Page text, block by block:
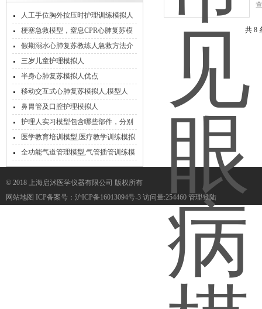
人工手位胸外按压时护理训练模拟人
时的功能特点
梗塞急救模型，窒息CPR心肺复苏模
型
假期溺水心肺复苏教练人急救方法介
绍
三岁儿童护理模拟人
半身心肺复苏模拟人优点
移动交互式心肺复苏模拟人,模型人
鼻胃管及口腔护理模拟人
护理人实习模型包含哪些部件，分别
起到什么作用呢
医学教育培训模型,医疗教学训练模拟
人
全功能气道管理模型,气管插管训练模
型
共 8
© 2018 上海启沭医学仪器有限公司 版权所有
网站地图 ICP备案号： 沪ICP备16013094号-3 访问量:254460 管理登陆